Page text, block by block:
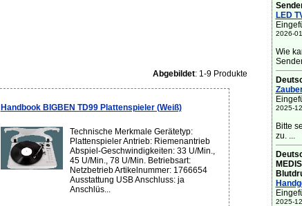
Abgebildet: 1-9 Produkte
Handbook BIGBEN TD99 Plattenspieler (Weiß)
Technische Merkmale Gerätetyp:
Plattenspieler Antrieb: Riemenantrieb
Abspiel-Geschwindigkeiten: 33 U/Min.,
45 U/Min., 78 U/Min. Betriebsart:
Netzbetrieb Artikelnummer: 1766654
Ausstattung USB Anschluss: ja
Anschlüs...
LED
2026-
Wie
2025-
Bitte
zu. ...
2025-